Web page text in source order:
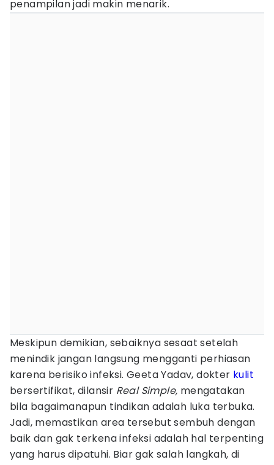
penampilan jadi makin menarik.
Meskipun demikian, sebaiknya sesaat setelah
menindik jangan langsung mengganti perhiasan
karena berisiko infeksi. Geeta Yadav, dokter kulit
bersertifikat, dilansir Real Simple, mengatakan
bila bagaimanapun tindikan adalah luka terbuka.
Jadi, memastikan area tersebut sembuh dengan
baik dan gak terkena infeksi adalah hal terpenting
yang harus dipatuhi. Biar gak salah langkah, di